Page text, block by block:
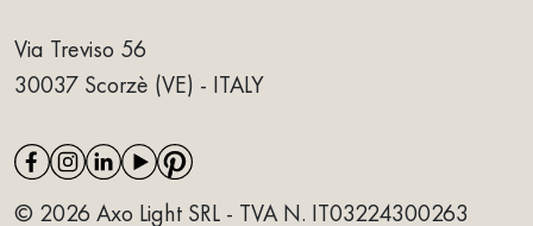
Via Treviso 56
30037 Scorzè (VE) - ITALY
© 2026 Axo Light SRL - TVA N. IT03224300263